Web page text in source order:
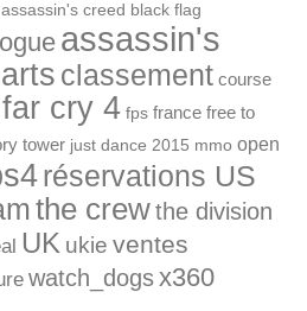
assassin's creed black flag
assassin's
classement course
far cry 4 fps france free to
tower just dance 2015 mmo open
réservations US
the crewthe division
UK ukie ventes
watch_dogsx360